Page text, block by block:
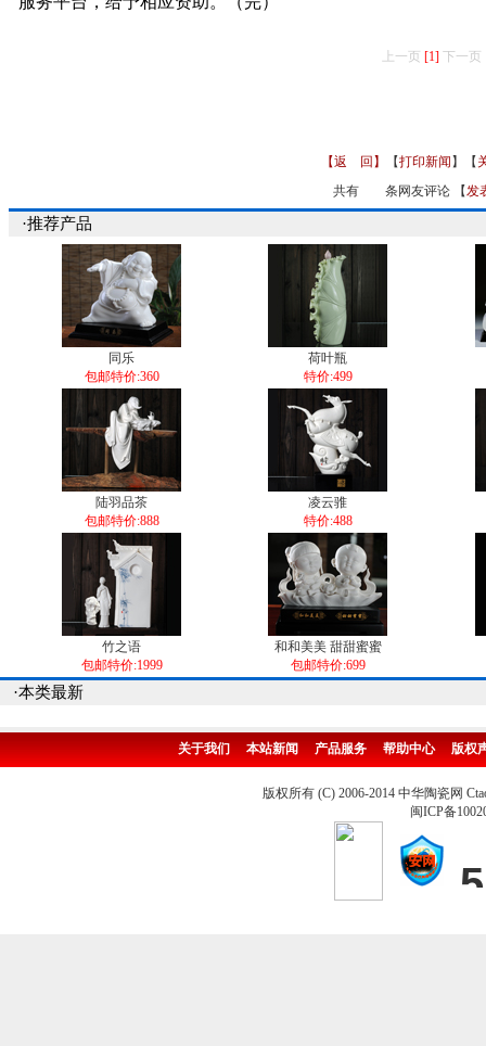
上一页 [1] 下一页
【返 回】 【打印新闻 】【
共有
条网友评论 【发
·推荐产品
同乐
包邮特价:360
荷叶瓶
特价:499
陆羽品茶
包邮特价:888
凌云骓
特价:488
竹之语
包邮特价:1999
和和美美 甜甜蜜蜜
包邮特价:699
·本类最新
关于我们 本站新闻 产品服务 帮助中心 版权
版权所有 (C) 2006-2014 中华陶瓷网
闽ICP备